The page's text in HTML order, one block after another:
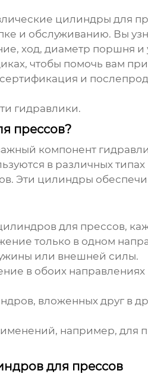
цилиндры для
и обслуживанию. Вы
ход, диаметр
чтобы помочь вам
и
гидравлики.
прессов?
компонент
в различных
Эти цилиндры
для прессов,
только в одном
или внешней силы.
в обоих
вложенных друг в
например, для
для прессов